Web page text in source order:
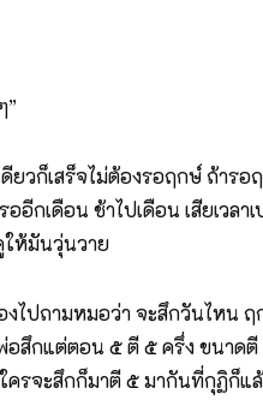
ก็เสร็จไม่ต้องรอฤกษ์ ถ้ารอ
กเดือน ช้าไปเดือน เสียเวลาเ
ให้มันวุ่นวาย
ถามหมอว่า จะสึกวันไหน ฤก
สึกแต่ตอน ๕ ตี ๕ ครึ่ง ขนาดตี
ครจะสึกก็มาตี ๕ มากันที่กุฏิก็แ